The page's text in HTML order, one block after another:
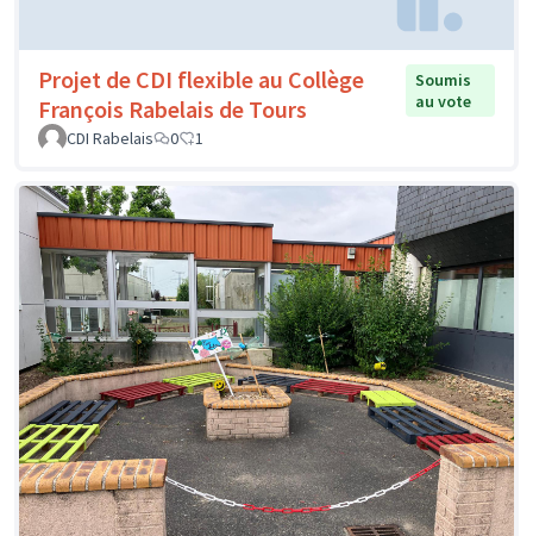
Projet de CDI flexible au Collège
François Rabelais de Tours
Soumis
au vote
CDI Rabelais
0 1